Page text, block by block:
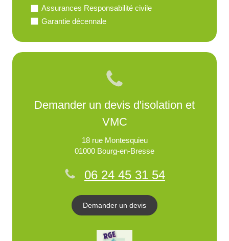
Assurances Responsabilité civile
Garantie décennale
Demander un devis d'isolation et
VMC
18 rue Montesquieu
01000 Bourg-en-Bresse
06 24 45 31 54
Demander un devis